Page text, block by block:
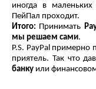
иногда в
ПейПал проходит.
Итого: Принимать
мы решаем сами.
P.S. PayPal примерно
приятель. Так что
банку или